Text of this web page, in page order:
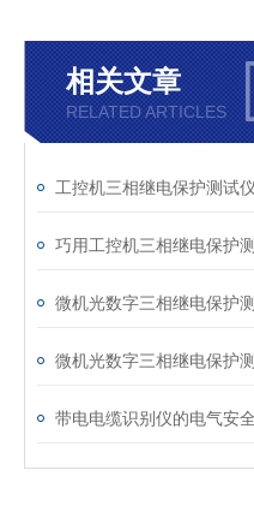
相关文章
RELATED ARTICLES